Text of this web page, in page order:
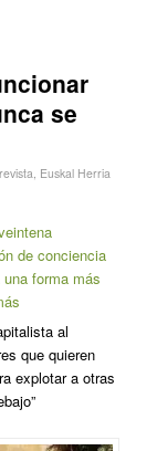
se
, Euskal Herria
de conciencia
forma más
al
que quieren
explotar a otras